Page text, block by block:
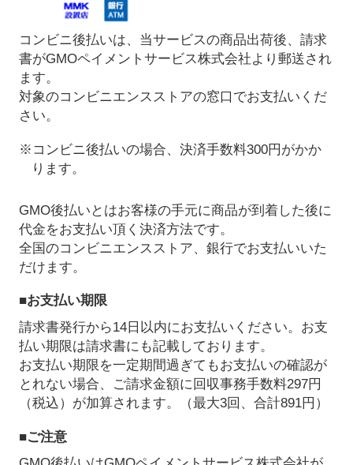
コンビニ後払いは、当サービスの商品出荷後、請求
書がGMOペイメントサービス株式会社より郵送され
ます。
対象のコンビニエンスストアの窓口でお支払いくだ
さい。
※コンビニ後払いの場合、決済手数料300円がかか
ります。
GMO後払いとはお客様の手元に商品が到着した後に
代金をお支払い頂く決済方法です。
全国のコンビニエンスストア、銀行でお支払いいた
だけます。
■お支払い期限
請求書発行から14日以内にお支払いください。お支
払い期限は請求書にも記載しております。
お支払い期限を一定期間過ぎてもお支払いの確認が
とれない場合、ご請求金額に回収事務手数料297円
（税込）が加算されます。（最大3回、合計891円）
■ご注意